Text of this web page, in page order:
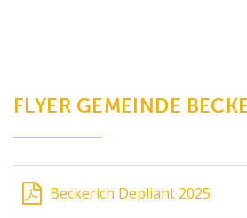
FLYER GEMEINDE
Beckerich Depliant 2025